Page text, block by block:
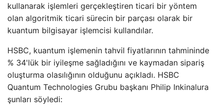
kullanarak işlemleri gerçekleştiren ticari bir yöntem
olan algoritmik ticari sürecin bir parçası olarak bir
kuantum bilgisayar işlemcisi kullandılar.
HSBC, kuantum işlemenin tahvil fiyatlarının tahmininde
% 34'lük bir iyileşme sağladığını ve kaymadan sipariş
oluşturma olasılığının olduğunu açıkladı. HSBC
Quantum Technologies Grubu başkanı Philip Inkinalura
şunları söyledi: